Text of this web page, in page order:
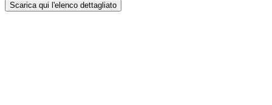
Scarica qui l'elenco dettagliato